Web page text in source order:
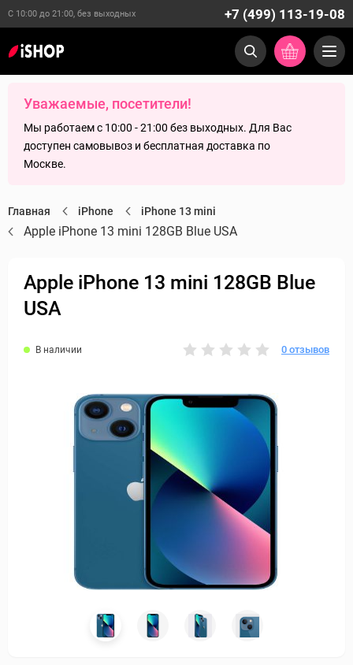
С 10:00 до 21:00, без выходных +7 (499) 113-19-08
Уважаемые, посетители!
Мы работаем с 10:00 - 21:00 без выходных. Для Вас
доступен самовывоз и бесплатная доставка по
Москве.
Главная iPhone iPhone 13 mini
Apple iPhone 13 mini 128GB Blue USA
Apple iPhone 13 mini 128GB Blue
USA
В наличии 0 отзывов